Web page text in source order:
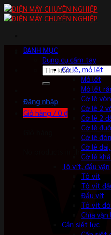
Skip
to
Tìm
kiếm:
Đăng nhập
Giỏ hàng /0 ₫
No products in the cart.
DANH MỤC
Dụng cụ cầm tay
Cờ lê, mỏ lết
Mỏ lết
Mỏ lết
Cờ lê
Cờ lê 2
Cờ lê 2
Cờ lê
Cờ lê
Cờ lê
Cờ lê
Tô vít, đầu vặn
Tô vít
Tô vít
Đầu vít
Tô vít
Chìa vặn
Cần siết lực